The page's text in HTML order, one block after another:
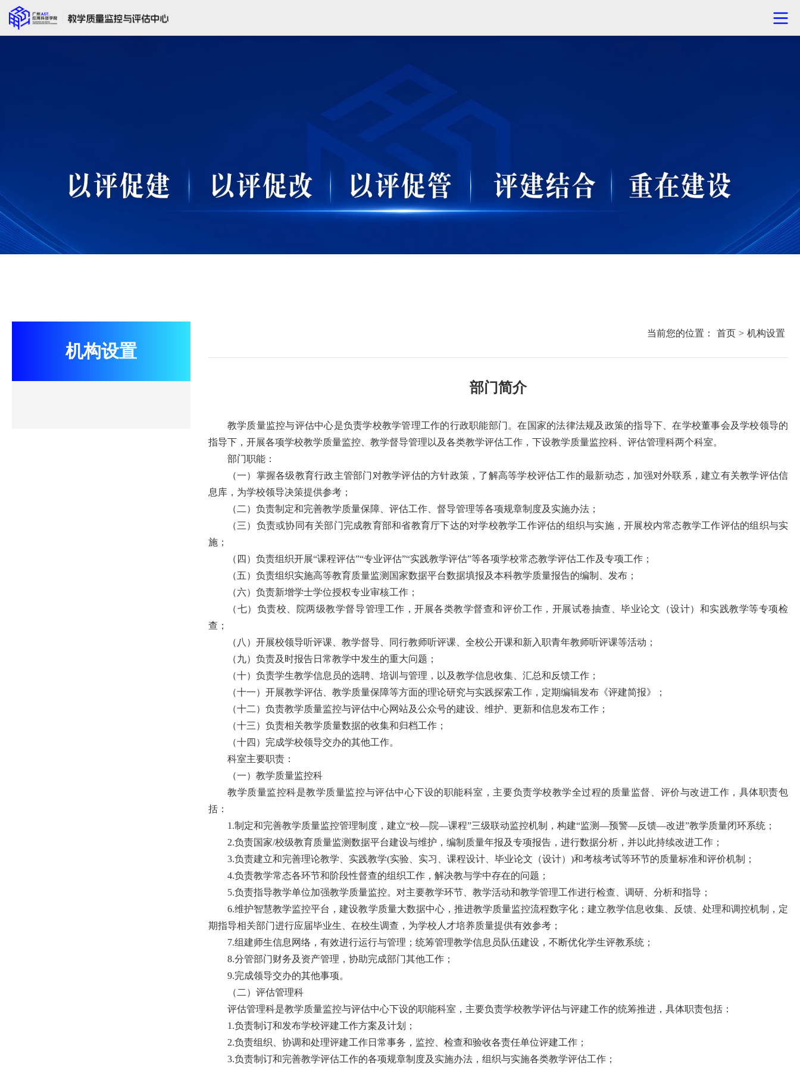
机构设置
当前您的位置： 首页 > 机构设置
部门简介
教学质量监控与评估中心是负责学校教学管理工作的行政职能部门。在国家的法律法规及政策的指导下、在学校董事会及学校领导的
指导下，开展各项学校教学质量监控、教学督导管理以及各类教学评估工作，下设教学质量监控科、评估管理科两个科室。
部门职能：
（一）掌握各级教育行政主管部门对教学评估的方针政策，了解高等学校评估工作的最新动态，加强对外联系，建立有关教学评估信
息库，为学校领导决策提供参考；
（二）负责制定和完善教学质量保障、评估工作、督导管理等各项规章制度及实施办法；
（三）负责或协同有关部门完成教育部和省教育厅下达的对学校教学工作评估的组织与实施，开展校内常态教学工作评估的组织与实
施；
（四）负责组织开展“课程评估”“专业评估”“实践教学评估”等各项学校常态教学评估工作及专项工作；
（五）负责组织实施高等教育质量监测国家数据平台数据填报及本科教学质量报告的编制、发布；
（六）负责新增学士学位授权专业审核工作；
（七）负责校、院两级教学督导管理工作，开展各类教学督查和评价工作，开展试卷抽查、毕业论文（设计）和实践教学等专项检
查；
（八）开展校领导听评课、教学督导、同行教师听评课、全校公开课和新入职青年教师听评课等活动；
（九）负责及时报告日常教学中发生的重大问题；
（十）负责学生教学信息员的选聘、培训与管理，以及教学信息收集、汇总和反馈工作；
（十一）开展教学评估、教学质量保障等方面的理论研究与实践探索工作，定期编辑发布《评建简报》；
（十二）负责教学质量监控与评估中心网站及公众号的建设、维护、更新和信息发布工作；
（十三）负责相关教学质量数据的收集和归档工作；
（十四）完成学校领导交办的其他工作。
科室主要职责：
（一）教学质量监控科
教学质量监控科是教学质量监控与评估中心下设的职能科室，主要负责学校教学全过程的质量监督、评价与改进工作，具体职责包
括：
1.制定和完善教学质量监控管理制度，建立“校—院—课程”三级联动监控机制，构建“监测—预警—反馈—改进”教学质量闭环系统；
2.负责国家/校级教育质量监测数据平台建设与维护，编制质量年报及专项报告，进行数据分析，并以此持续改进工作；
3.负责建立和完善理论教学、实践教学(实验、实习、课程设计、毕业论文（设计）)和考核考试等环节的质量标准和评价机制；
4.负责教学常态各环节和阶段性督查的组织工作，解决教与学中存在的问题；
5.负责指导教学单位加强教学质量监控。对主要教学环节、教学活动和教学管理工作进行检查、调研、分析和指导；
6.维护智慧教学监控平台，建设教学质量大数据中心，推进教学质量监控流程数字化；建立教学信息收集、反馈、处理和调控机制，定
期指导相关部门进行应届毕业生、在校生调查，为学校人才培养质量提供有效参考；
7.组建师生信息网络，有效进行运行与管理；统筹管理教学信息员队伍建设，不断优化学生评教系统；
8.分管部门财务及资产管理，协助完成部门其他工作；
9.完成领导交办的其他事项。
（二）评估管理科
评估管理科是教学质量监控与评估中心下设的职能科室，主要负责学校教学评估与评建工作的统筹推进，具体职责包括：
1.负责制订和发布学校评建工作方案及计划；
2.负责组织、协调和处理评建工作日常事务，监控、检查和验收各责任单位评建工作；
3.负责制订和完善教学评估工作的各项规章制度及实施办法，组织与实施各类教学评估工作；